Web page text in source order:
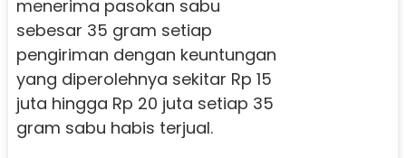
menerima pasokan sabu
sebesar 35 gram setiap
pengiriman dengan keuntungan
yang diperolehnya sekitar Rp 15
juta hingga Rp 20 juta setiap 35
gram sabu habis terjual.